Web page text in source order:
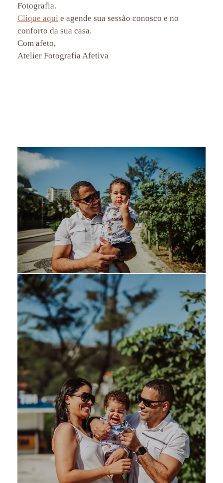
Fotografia.
Clique aqui e agende sua sessão conosco e no
conforto da sua casa.
Com afeto,
Atelier Fotografia Afetiva